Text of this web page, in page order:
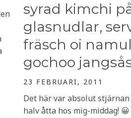
syrad kimchi
glasnudlar,
fräsch oi
gochoo
23 FEBRUARI, 2011
Det här var absolut stjärnan
halv åtta hos mig-middag!